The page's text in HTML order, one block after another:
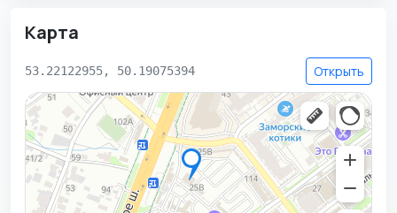
Карта
53.22122955, 50.19075394 Открыть